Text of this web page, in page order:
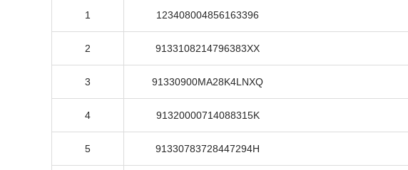
1 123408004856163396
2 9133108214796383XX
3 91330900MA28K4LNXQ
4 91320000714088315K
5 91330783728447294H